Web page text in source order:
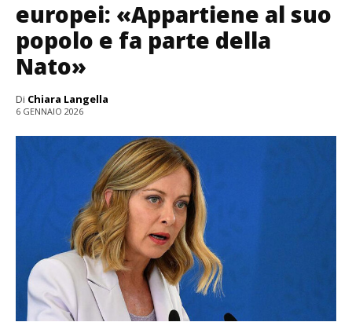
europei: «Appartiene al suo
popolo e fa parte della
Nato»
Di Chiara Langella
6 GENNAIO 2026